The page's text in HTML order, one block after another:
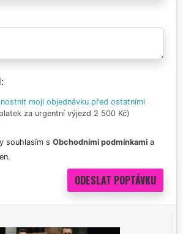
moji objednávku před ostatními
za urgentní výjezd 2 500 Kč)
souhlasím s Obchodními podmínkami a